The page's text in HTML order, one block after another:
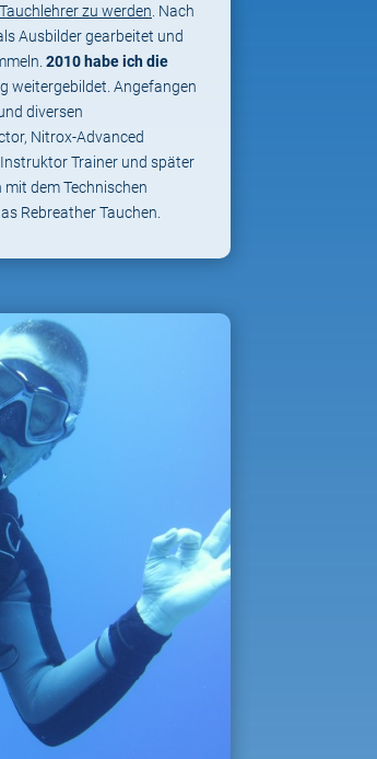
Tauchlehrer zu werden. Nach
Ausbilder gearbeitet und
2010 habe ich die
weitergebildet. Angefangen
diversen
Nitrox-Advanced
Trainer und später
dem Technischen
Rebreather Tauchen.